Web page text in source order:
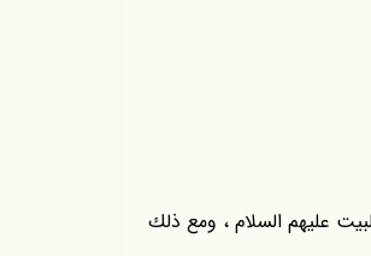
عليهم السلام ، ومع ذلك